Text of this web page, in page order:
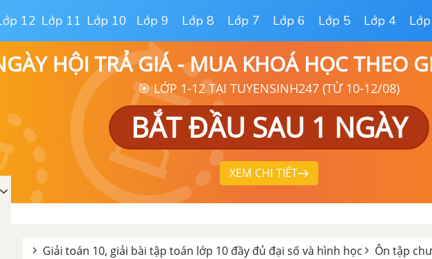
12 Lớp 11 Lớp 10 Lớp 9 Lớp 8 Lớp 7 Lớp 6 Lớp 5 Lớp 4
HỘI TRẢ GIÁ - MUA KHOÁ HỌC THEO
🎯 LỚP 1-12 TẠI TUYENSINH247 (TỪ 10-12/08)
BẮT ĐẦU SAU 1 NGÀY
XEM CHI TIẾT
Giải toán 10, giải bài tập toán lớp 10 đầy đủ đại số và hình học
Ôn tập